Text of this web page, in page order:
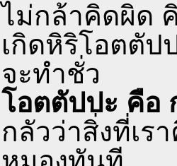
ไม่กล้าคิดผิด
เกิดหิริโอตตัป
จะทำชั่ว
โอตตัปปะ คือ
กลัวว่าสิ่งที่เร